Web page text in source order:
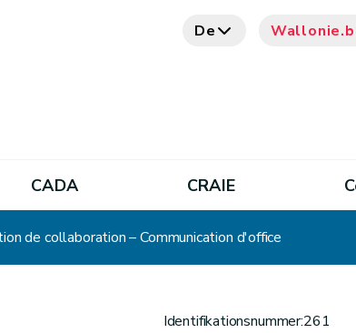
De
CADA CRAIE
de collaboration – Communication d'office
Identifikationsnummer:261